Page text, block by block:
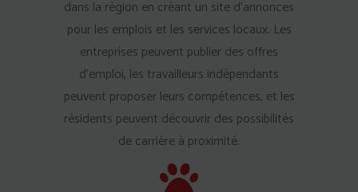
dans la région en créant un site d'annonces
pour les emplois et les services locaux. Les
entreprises peuvent publier des offres
d'emploi, les travailleurs indépendants
peuvent proposer leurs compétences, et les
résidents peuvent découvrir des possibilités
de carrière à proximité.